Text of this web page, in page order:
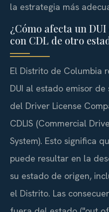
la estrategia más
¿Cómo afecta un
con CDL de otro
El Distrito de Columbia
DUI al estado emisor
del Driver License
CDLIS (Commercial
System). Esto significa
puede resultar en la
su estado de origen,
el Distrito. Las